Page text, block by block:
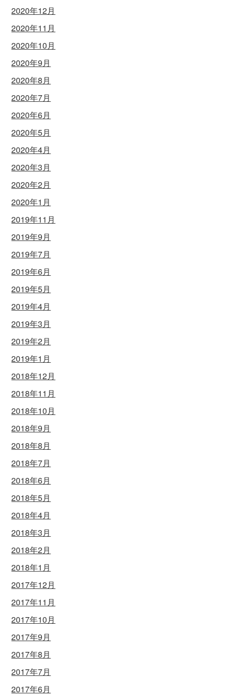
2020年12月
2020年11月
2020年10月
2020年9月
2020年8月
2020年7月
2020年6月
2020年5月
2020年4月
2020年3月
2020年2月
2020年1月
2019年11月
2019年9月
2019年7月
2019年6月
2019年5月
2019年4月
2019年3月
2019年2月
2019年1月
2018年12月
2018年11月
2018年10月
2018年9月
2018年8月
2018年7月
2018年6月
2018年5月
2018年4月
2018年3月
2018年2月
2018年1月
2017年12月
2017年11月
2017年10月
2017年9月
2017年8月
2017年7月
2017年6月